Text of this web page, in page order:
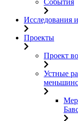
События
Исследования
Проекты
Проект
Устные